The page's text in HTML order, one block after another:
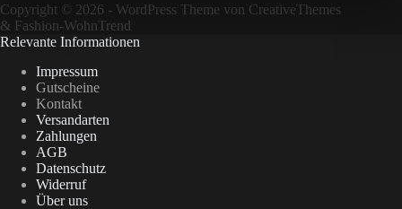
Copyright © 2026 - WordPress Theme von CreativeThemes
& Fashion-WohnTrend
Relevante Informationen
Impressum
Gutscheine
Kontakt
Versandarten
Zahlungen
AGB
Datenschutz
Widerruf
Über uns